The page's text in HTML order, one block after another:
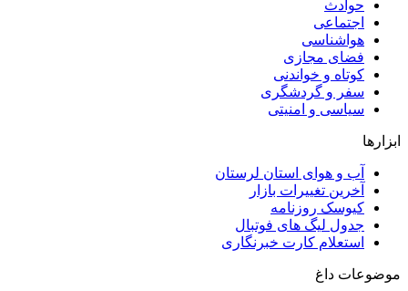
حوادث
اجتماعی
هواشناسی
فضای مجازی
کوتاه و خواندنی
سفر و گردشگری
سیاسی و امنیتی
ابزارها
آب و هوای استان لرستان
آخرین تغییرات بازار
کیوسک روزنامه
جدول لیگ های فوتبال
استعلام کارت خبرنگاری
موضوعات داغ